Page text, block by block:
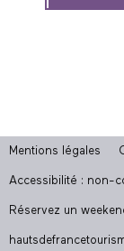
Mentions légales
Accessibilité : non-
Réservez un